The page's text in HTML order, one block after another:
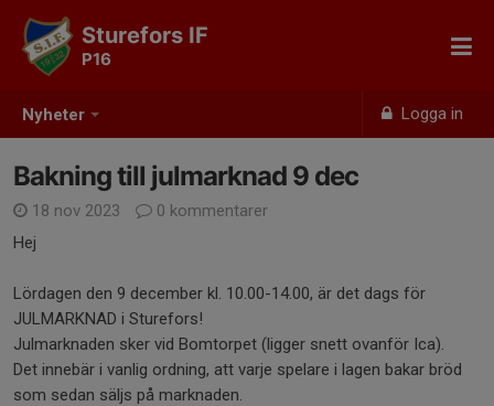
Nyheter Logga in
Sturefors IF
P16
Bakning till julmarknad 9 dec
18 nov 2023
0 kommentarer
Hej
Lördagen den 9 december kl. 10.00-14.00, är det dags för
JULMARKNAD i Sturefors!
Julmarknaden sker vid Bomtorpet (ligger snett ovanför Ica).
Det innebär i vanlig ordning, att varje spelare i lagen bakar bröd
som sedan säljs på marknaden.